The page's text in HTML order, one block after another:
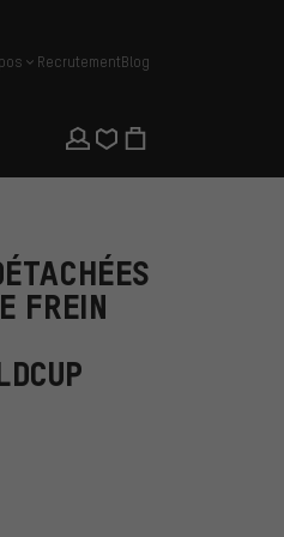
RecrutementBlog
FREIN